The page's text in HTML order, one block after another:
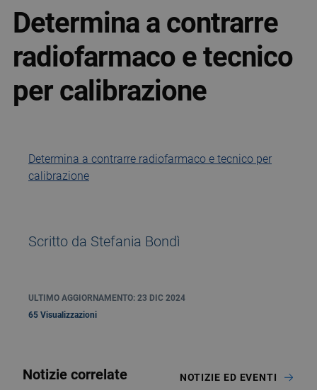
Determina a contrarre
radiofarmaco e tecnico
per calibrazione
Determina a contrarre radiofarmaco e tecnico per
calibrazione
Scritto da Stefania Bondì
ULTIMO AGGIORNAMENTO: 23 DIC 2024
65 Visualizzazioni
Notizie correlate NOTIZIE ED EVENTI